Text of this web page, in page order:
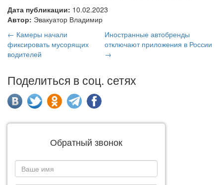
Дата публикации: 10.02.2023
Автор: Эвакуатор Владимир
← Камеры начали
фиксировать мусорящих
водителей
Иностранные автобренды
отключают приложения в России
→
Поделиться в соц. сетях
Обратный звонок